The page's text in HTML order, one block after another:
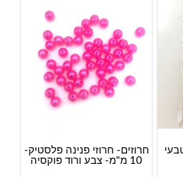
חרוזים- חרוזי פנינה פלסטיק-
10 מ"מ- צבע ורוד פוקסיה